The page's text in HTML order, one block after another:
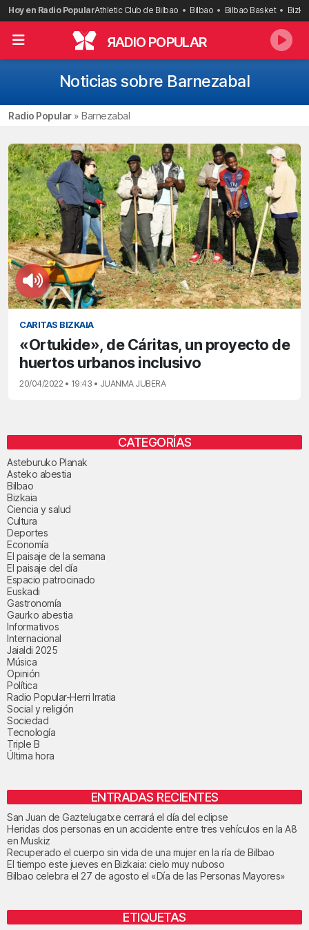
Saltar
al
contenido
Hoy en Radio PopularAthletic Club de Bilbao Bilbao Bilbao Basket
RADIO POPULAR
Noticias sobre Barnezabal
Radio Popular» Barnezabal
CARITAS BIZKAIA
«Ortukide», de Cáritas, un proyecto de
huertos urbanos inclusivo
20/04/2022 • 19:43 • JUANMA JUBERA
CATEGORÍAS
Asteburuko Planak
Asteko abestia
Bilbao
Bizkaia
Ciencia y salud
Cultura
Deportes
Economía
El paisaje de la semana
El paisaje del día
Espacio patrocinado
Euskadi
Gastronomía
Gaurko abestia
Informativos
Internacional
Jaialdi 2025
Música
Opinión
Política
Radio Popular-Herri Irratia
Social y religión
Sociedad
Tecnología
Triple B
Última hora
ENTRADAS RECIENTES
San Juan de Gaztelugatxe cerrará el día del eclipse
Heridas dos personas en un accidente entre tres vehículos en la A8
en Muskiz
Recuperado el cuerpo sin vida de una mujer en la ría de Bilbao
El tiempo este jueves en Bizkaia: cielo muy nuboso
Bilbao celebra el 27 de agosto el «Día de las Personas Mayores»
ETIQUETAS